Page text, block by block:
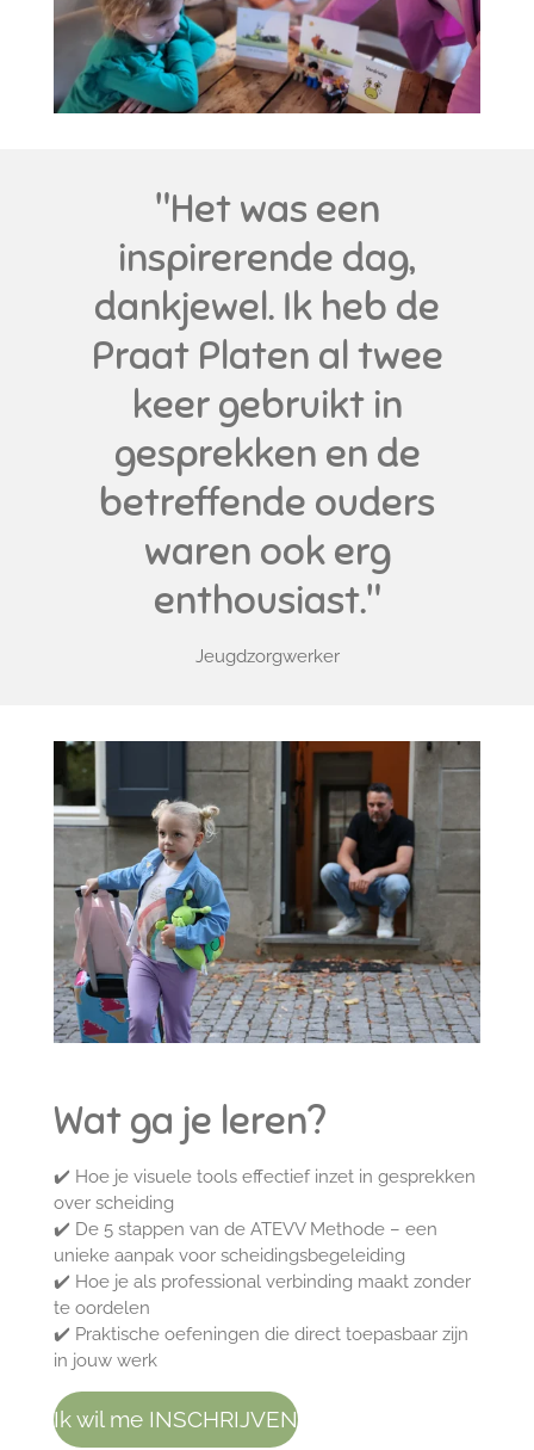
"Het was een
inspirerende dag,
dankjewel. Ik heb de
Praat Platen al twee
keer gebruikt in
gesprekken en de
betreffende ouders
waren ook erg
enthousiast."
Jeugdzorgwerker
Wat ga je leren?
✔️ Hoe je visuele tools effectief inzet in gesprekken
over scheiding
✔️ De 5 stappen van de ATEVV Methode – een
unieke aanpak voor scheidingsbegeleiding
✔️ Hoe je als professional verbinding maakt zonder
te oordelen
✔️ Praktische oefeningen die direct toepasbaar zijn
in jouw werk
Ik wil me INSCHRIJVEN